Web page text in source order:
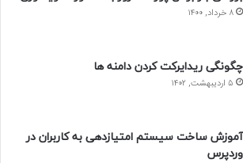
۸ خرداد, ۱۴۰۰
چگونگی ریدایرکت کردن دامنه ها
۵ اردیبهشت, ۱۴۰۲
آموزش ساخت سیستم امتیازدهی به کاربران در
وردپرس